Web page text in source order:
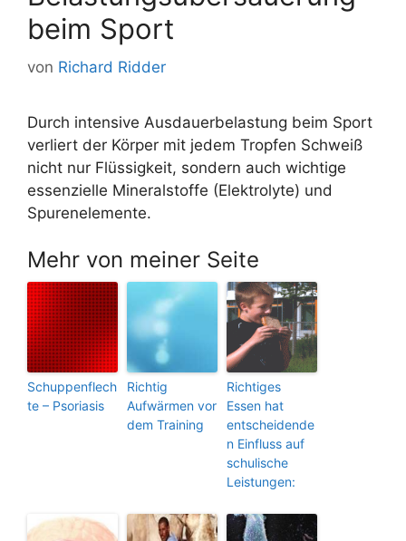
beim Sport
von Richard Ridder
Durch intensive Ausdauerbelastung beim Sport
verliert der Körper mit jedem Tropfen Schweiß
nicht nur Flüssigkeit, sondern auch wichtige
essenzielle Mineralstoffe (Elektrolyte) und
Spurenelemente.
Mehr von meiner Seite
Schuppenflech
te – Psoriasis
Richtig
Aufwärmen vor
dem Training
Richtiges
Essen hat
entscheidende
n Einfluss auf
schulische
Leistungen: